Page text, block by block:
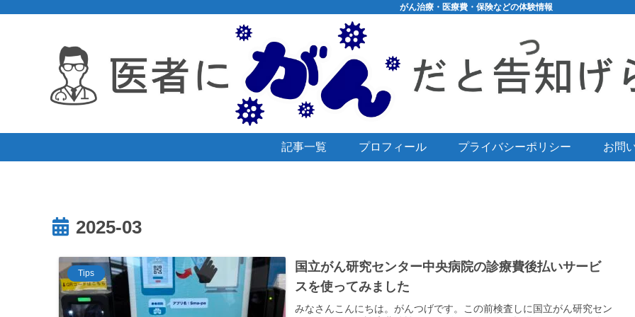
がん治療・医療費・保険などの体験情報
記事一覧 プロフィール プライバシーポリシー お問
2025-03
Tips
国立がん研究センター中央病院の診療費後払いサービ
スを使ってみました
みなさんこんにちは。がんつげです。この前検査しに国立がん研究セン